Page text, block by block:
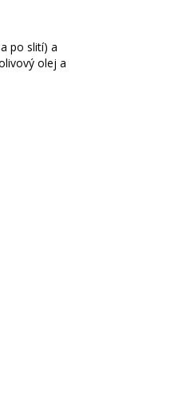
po slití) a
olej a